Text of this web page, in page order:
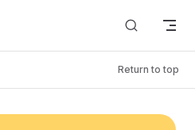
Return to top